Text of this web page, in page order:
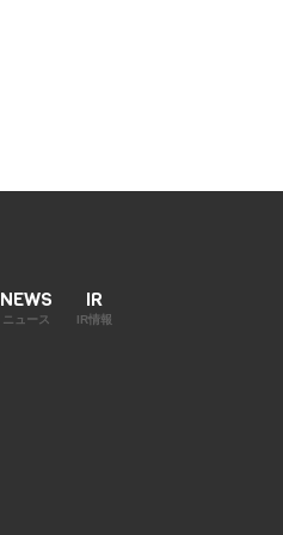
NEWS
ニュース
IR
IR情報